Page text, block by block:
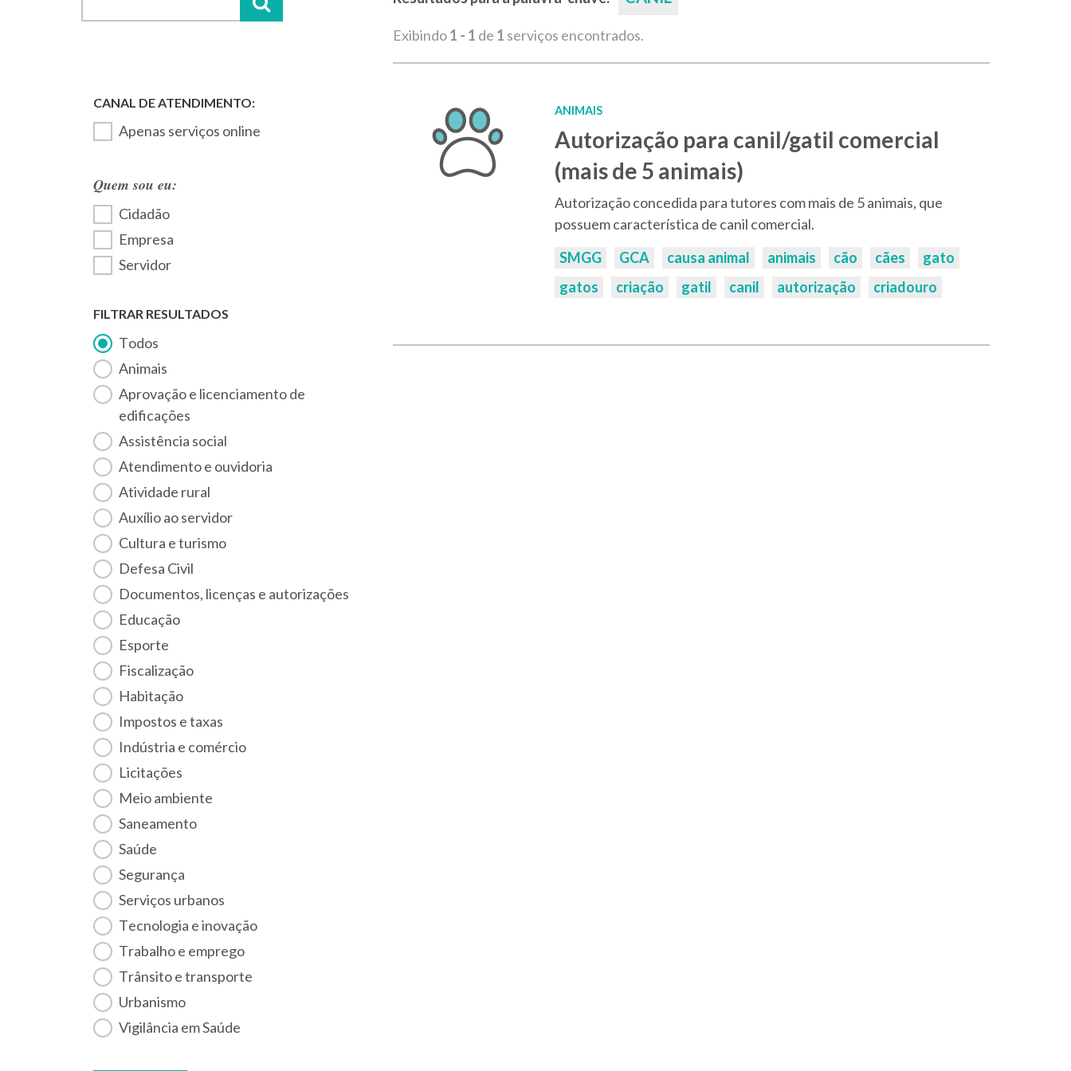
Apenas serviços online
Quem sou eu:
Cidadão
Empresa
Servidor
FILTRAR RESULTADOS
Todos
Animais
Aprovação e licenciamento de
edificações
Assistência social
Atendimento e ouvidoria
Atividade rural
Auxílio ao servidor
Cultura e turismo
Defesa Civil
Documentos, licenças e autorizações
Educação
Esporte
Fiscalização
habitação
Impostos e taxas
Indústria e comércio
Licitações
Meio ambiente
Saneamento
Saúde
Segurança
Serviços urbanos
Tecnologia e inovação
Trabalho e emprego
Trânsito e transporte
Urbanismo
Vigilância em Saúde
Exibindo1 - 1 de 1 serviços encontrados.
ANIMAIS
Autorização para canil/gatil comercial
(mais de 5 animais)
Autorização concedida para tutores com mais de 5 animais, que
possuem característica de canil comercial.
Palavras-
chaves:
SMGG GCA causa animal animais cão cães
gato
gatos
criação gatil canil autorização criadouro